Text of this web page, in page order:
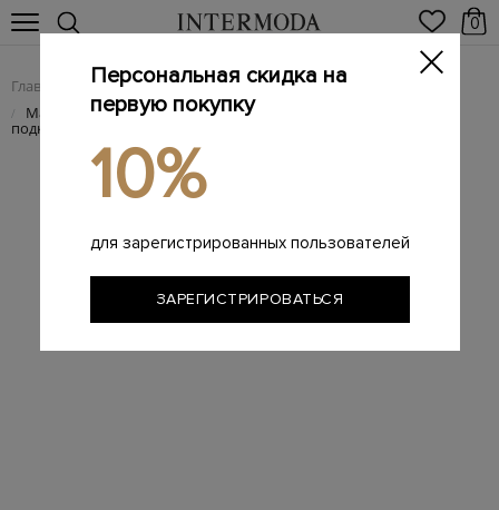
0
Главная Женщинам
/ Массивные кроссовки Cross-D из замши с меховой
подкладкой
Персональная скидка на
первую покупку
10%
для зарегистрированных пользователей
ЗАРЕГИСТРИРОВАТЬСЯ